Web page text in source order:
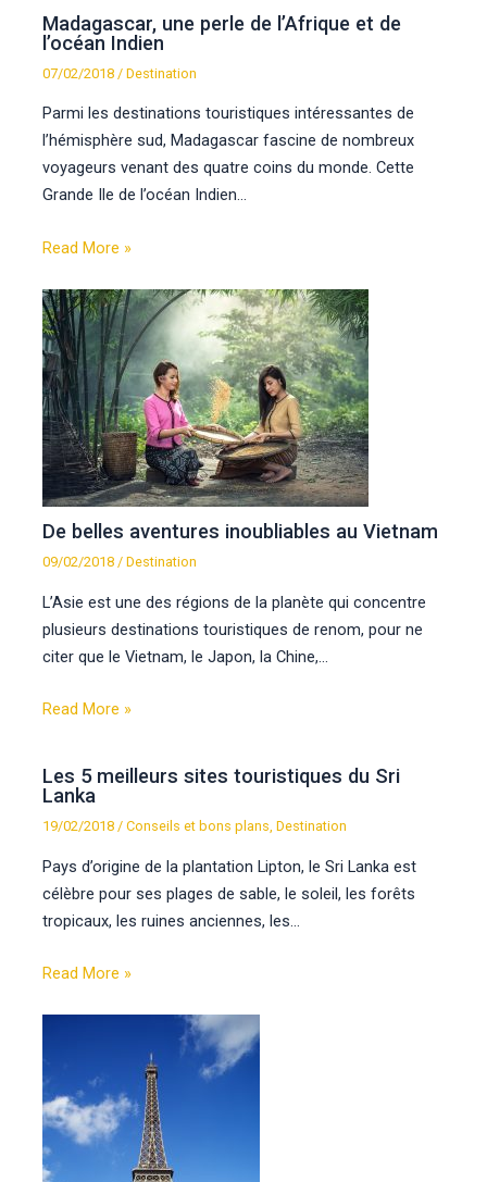
Madagascar, une perle de l’Afrique et de
l’océan Indien
07/02/2018 /Destination
Parmi les destinations touristiques intéressantes de
l’hémisphère sud, Madagascar fascine de nombreux
voyageurs venant des quatre coins du monde. Cette
Grande Ile de l’océan Indien…
Read More »
De belles aventures inoubliables au Vietnam
09/02/2018/Destination
L’Asie est une des régions de la planète qui concentre
plusieurs destinations touristiques de renom, pour ne
citer que le Vietnam, le Japon, la Chine,…
Read More »
Les 5 meilleurs sites touristiques du Sri
Lanka
19/02/2018 /Conseils et bons plans ,Destination
Pays d’origine de la plantation Lipton, le Sri Lanka est
célèbre pour ses plages de sable, le soleil, les forêts
tropicaux, les ruines anciennes, les…
Read More »